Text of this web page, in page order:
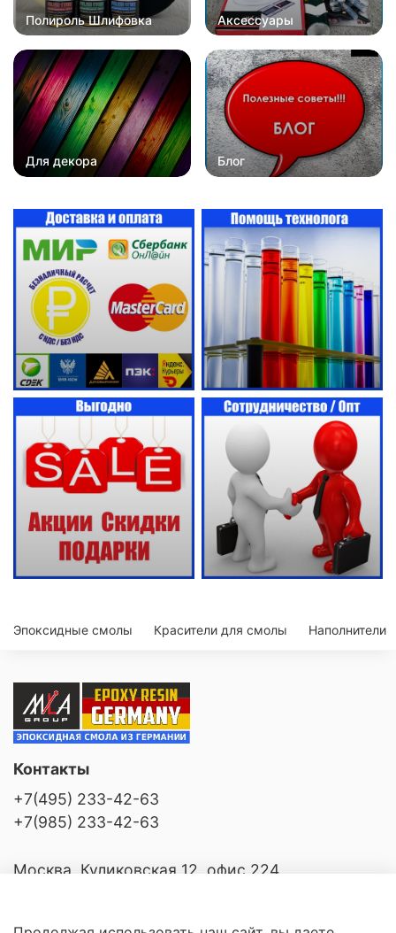
Полироль Шлифовка Аксессуары
Для декора Блог
Эпоксидные смолы Красители для смолы Наполнители
Контакты
+7(495) 233-42-63
+7(985) 233-42-63
Москва, Куликовская 12, офис 224